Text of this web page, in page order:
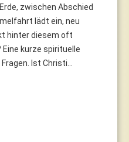
zwischen Abschied
lädt ein, neu
hinter diesem oft
kurze spirituelle
Ist Christi…